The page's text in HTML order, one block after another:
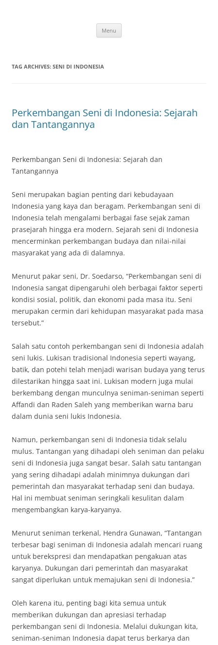
Menu
TAG ARCHIVES: SENI DI INDONESIA
Perkembangan Seni di Indonesia: Sejarah
dan Tantangannya
Perkembangan Seni di Indonesia: Sejarah dan
Tantangannya
Seni merupakan bagian penting dari kebudayaan
Indonesia yang kaya dan beragam. Perkembangan seni di
Indonesia telah mengalami berbagai fase sejak zaman
prasejarah hingga era modern. Sejarah seni di Indonesia
mencerminkan perkembangan budaya dan nilai-nilai
masyarakat yang ada di dalamnya.
Menurut pakar seni, Dr. Soedarso, “Perkembangan seni di
Indonesia sangat dipengaruhi oleh berbagai faktor seperti
kondisi sosial, politik, dan ekonomi pada masa itu. Seni
merupakan cermin dari kehidupan masyarakat pada masa
tersebut.”
Salah satu contoh perkembangan seni di Indonesia adalah
seni lukis. Lukisan tradisional Indonesia seperti wayang,
batik, dan potehi telah menjadi warisan budaya yang terus
dilestarikan hingga saat ini. Lukisan modern juga mulai
berkembang dengan munculnya seniman-seniman seperti
Affandi dan Raden Saleh yang memberikan warna baru
dalam dunia seni lukis Indonesia.
Namun, perkembangan seni di Indonesia tidak selalu
mulus. Tantangan yang dihadapi oleh seniman dan pelaku
seni di Indonesia juga sangat besar. Salah satu tantangan
yang sering dihadapi adalah minimnya dukungan dari
pemerintah dan masyarakat terhadap seni dan budaya.
Hal ini membuat seniman seringkali kesulitan dalam
mengembangkan karya-karyanya.
Menurut seniman terkenal, Hendra Gunawan, “Tantangan
terbesar bagi seniman di Indonesia adalah mencari ruang
untuk berekspresi dan mendapatkan pengakuan atas
karyanya. Dukungan dari pemerintah dan masyarakat
sangat diperlukan untuk memajukan seni di Indonesia.”
Oleh karena itu, penting bagi kita semua untuk
memberikan dukungan dan apresiasi terhadap
perkembangan seni di Indonesia. Melalui dukungan kita,
seniman-seniman Indonesia dapat terus berkarya dan